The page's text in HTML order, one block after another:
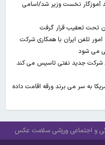
آموزگار نخست وزیر شد/اسامی
تحت تعقیب قرار گرفت
توسعه امور تلفن ایران با همکاری شرکت
می شود
شرکت جدید نفتی تاسیس می کند
به سر می برند ورقه اقامت داده
و اجتماعی ورزشی سلامت عکس